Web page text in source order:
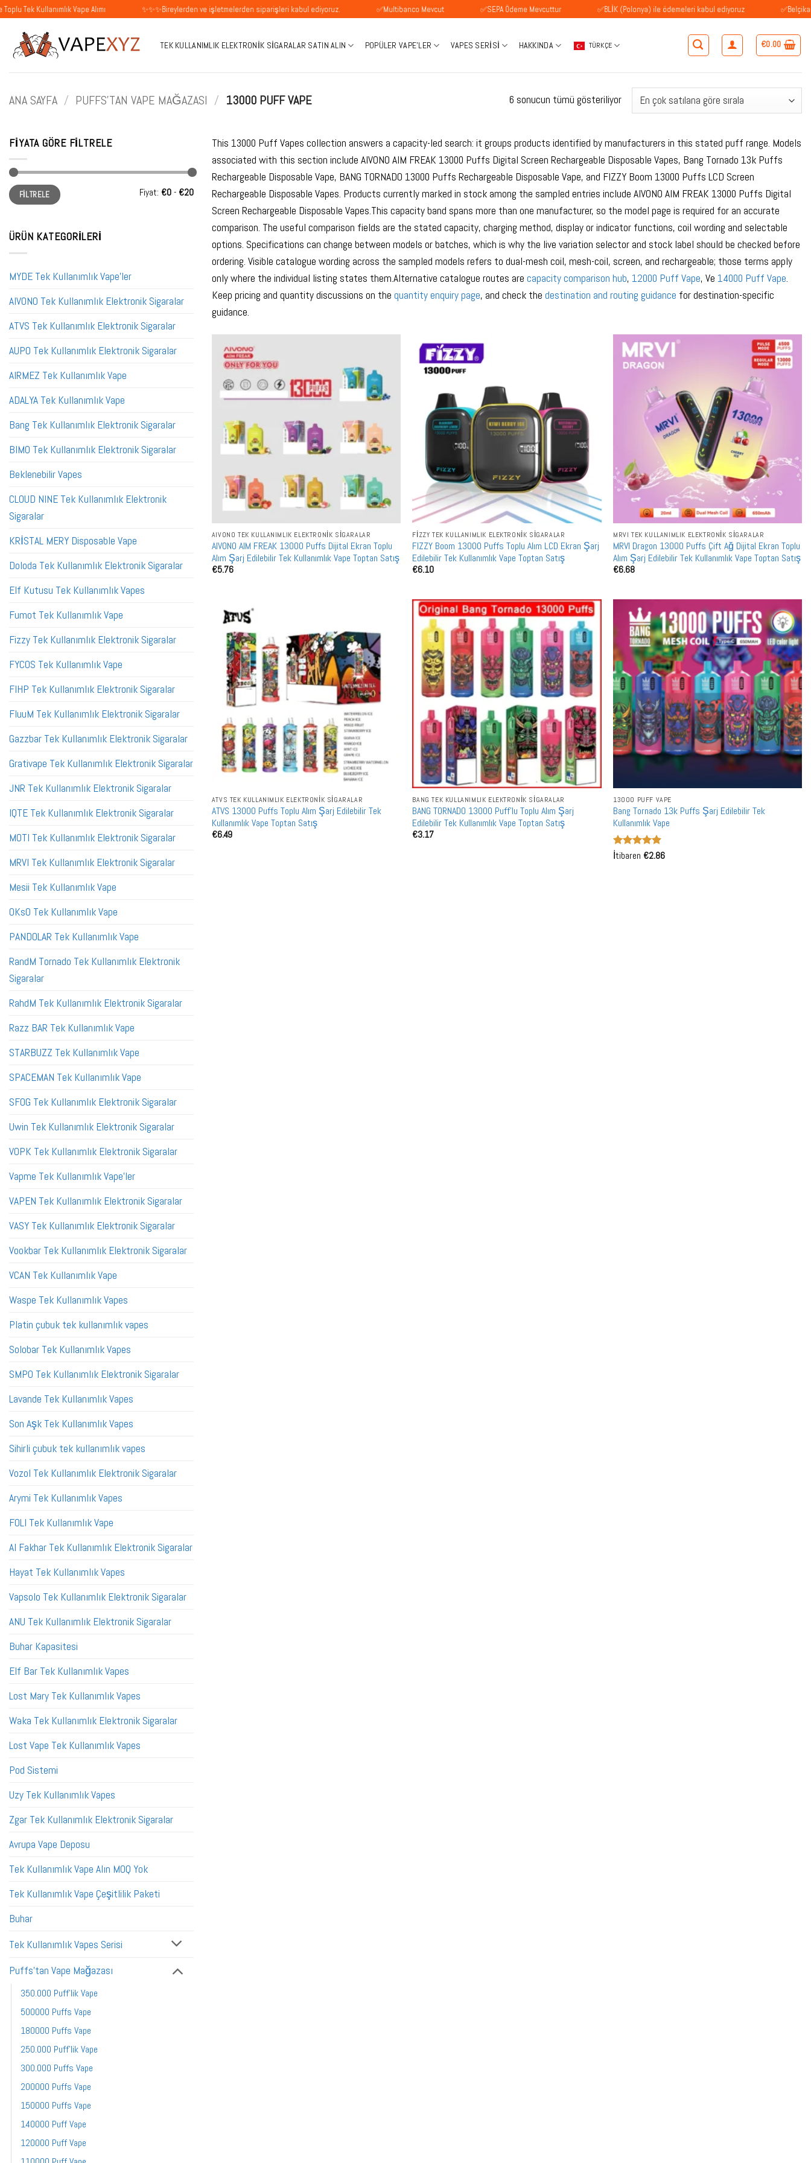
İçeriğe
Vape Alımı ✨✨✨Bireylerden ve işletmelerden siparişleri kabul ediyoruz. ✅Multibanco Mevcut ✅SEPA Ödeme Mevcuttur ✅BLİK (Polonya) ile ödemeleri kabul ediyoruz ✅Belçika'daki
TEK KULLANIMLIK ELEKTRONIK SIGARALAR SATIN ALIN POPÜLER VAPE'LER VAPES SERISI HAKKINDA TÜRKÇE €0.00
ANA SAYFA / PUFFS'TAN VAPE MAĞAZASI / 13000 PUFF VAPE 6 sonucun tümü gösteriliyorPopülerliğe
göre
FIYATA GÖRE FILTRELE
En
düşük
fiyat
En
yüksek
fiyat
FILTRELE Fiyat: €0 - €20
ÜRÜN KATEGORILERI
MYDE Tek Kullanımlık Vape'ler
AIVONO Tek Kullanımlık Elektronik Sigaralar
ATVS Tek Kullanımlık Elektronik Sigaralar
AUPO Tek Kullanımlık Elektronik Sigaralar
AIRMEZ Tek Kullanımlık Vape
ADALYA Tek Kullanımlık Vape
Bang Tek Kullanımlık Elektronik Sigaralar
BIMO Tek Kullanımlık Elektronik Sigaralar
Beklenebilir Vapes
CLOUD NINE Tek Kullanımlık Elektronik
Sigaralar
KRİSTAL MERY Disposable Vape
Doloda Tek Kullanımlık Elektronik Sigaralar
Elf Kutusu Tek Kullanımlık Vapes
Fumot Tek Kullanımlık Vape
Fizzy Tek Kullanımlık Elektronik Sigaralar
FYCOS Tek Kullanımlık Vape
FIHP Tek Kullanımlık Elektronik Sigaralar
FluuM Tek Kullanımlık Elektronik Sigaralar
Gazzbar Tek Kullanımlık Elektronik Sigaralar
Grativape Tek Kullanımlık Elektronik Sigaralar
JNR Tek Kullanımlık Elektronik Sigaralar
IQTE Tek Kullanımlık Elektronik Sigaralar
MOTI Tek Kullanımlık Elektronik Sigaralar
MRVI Tek Kullanımlık Elektronik Sigaralar
Mesii Tek Kullanımlık Vape
OKsO Tek Kullanımlık Vape
PANDOLAR Tek Kullanımlık Vape
RandM Tornado Tek Kullanımlık Elektronik
Sigaralar
RahdM Tek Kullanımlık Elektronik Sigaralar
Razz BAR Tek Kullanımlık Vape
STARBUZZ Tek Kullanımlık Vape
SPACEMAN Tek Kullanımlık Vape
SFOG Tek Kullanımlık Elektronik Sigaralar
Uwin Tek Kullanımlık Elektronik Sigaralar
VOPK Tek Kullanımlık Elektronik Sigaralar
Vapme Tek Kullanımlık Vape'ler
VAPEN Tek Kullanımlık Elektronik Sigaralar
VASY Tek Kullanımlık Elektronik Sigaralar
Vookbar Tek Kullanımlık Elektronik Sigaralar
VCAN Tek Kullanımlık Vape
Waspe Tek Kullanımlık Vapes
Platin çubuk tek kullanımlık vapes
Solobar Tek Kullanımlık Vapes
SMPO Tek Kullanımlık Elektronik Sigaralar
Lavande Tek Kullanımlık Vapes
Son Aşk Tek Kullanımlık Vapes
Sihirli çubuk tek kullanımlık vapes
Vozol Tek Kullanımlık Elektronik Sigaralar
Arymi Tek Kullanımlık Vapes
FOLI Tek Kullanımlık Vape
Al Fakhar Tek Kullanımlık Elektronik Sigaralar
Hayat Tek Kullanımlık Vapes
Vapsolo Tek Kullanımlık Elektronik Sigaralar
ANU Tek Kullanımlık Elektronik Sigaralar
Buhar Kapasitesi
Elf Bar Tek Kullanımlık Vapes
Lost Mary Tek Kullanımlık Vapes
Waka Tek Kullanımlık Elektronik Sigaralar
Lost Vape Tek Kullanımlık Vapes
Pod Sistemi
Uzy Tek Kullanımlık Vapes
Zgar Tek Kullanımlık Elektronik Sigaralar
Avrupa Vape Deposu
Tek Kullanımlık Vape Alın MOQ Yok
Tek Kullanımlık Vape Çeşitlilik Paketi
Buhar
Tek Kullanımlık Vapes Serisi
Puffs'tan Vape Mağazası
350.000 Puff'lik Vape
500000 Puffs Vape
180000 Puffs Vape
250.000 Puff'lik Vape
300.000 Puffs Vape
200000 Puffs Vape
150000 Puffs Vape
140000 Puff Vape
120000 Puff Vape
This 13000 Puff Vapes collection answers a capacity-led search: it groups products identified by manufacturers in this stated puff range. Models
associated with this section include AIVONO AIM FREAK 13000 Puffs Digital Screen Rechargeable Disposable Vapes, Bang Tornado 13k Puffs
Rechargeable Disposable Vape, BANG TORNADO 13000 Puffs Rechargeable Disposable Vape, and FIZZY Boom 13000 Puffs LCD Screen
Rechargeable Disposable Vapes. Products currently marked in stock among the sampled entries include AIVONO AIM FREAK 13000 Puffs Digital
Screen Rechargeable Disposable Vapes.This capacity band spans more than one manufacturer, so the model page is required for an accurate
comparison. The useful comparison fields are the stated capacity, charging method, display or indicator functions, coil wording and selectable
options. Specifications can change between models or batches, which is why the live variation selector and stock label should be checked before
ordering. Visible catalogue wording across the sampled models refers to dual-mesh coil, mesh-coil, screen, and rechargeable; those terms apply
only where the individual listing states them.Alternative catalogue routes are capacity comparison hub, 12000 Puff Vape, Ve 14000 Puff Vape.
Keep pricing and quantity discussions on the quantity enquiry page, and check the destination and routing guidance for destination-specific
guidance.
AIVONO TEK KULLANIMLIK ELEKTRONIK SIGARALAR
AIVONO AIM FREAK 13000 Puffs Dijital Ekran Toplu
Alım Şarj Edilebilir Tek Kullanımlık Vape Toptan Satış
€5.76
FIZZY TEK KULLANIMLIK ELEKTRONIK SIGARALAR
FIZZY Boom 13000 Puffs Toplu Alım LCD Ekran Şarj
Edilebilir Tek Kullanımlık Vape Toptan Satış
€6.10
MRVI TEK KULLANIMLIK ELEKTRONIK SIGARALAR
MRVI Dragon 13000 Puffs Çift Ağ Dijital Ekran Toplu
Alım Şarj Edilebilir Tek Kullanımlık Vape Toptan Satış
€6.68
ATVS TEK KULLANIMLIK ELEKTRONIK SIGARALAR
ATVS 13000 Puffs Toplu Alım Şarj Edilebilir Tek
Kullanımlık Vape Toptan Satış
€6.49
BANG TEK KULLANIMLIK ELEKTRONIK SIGARALAR
BANG TORNADO 13000 Puff'lu Toplu Alım Şarj
Edilebilir Tek Kullanımlık Vape Toptan Satış
€3.17
13000 PUFF VAPE
Bang Tornado 13k Puffs Şarj Edilebilir Tek
Kullanımlık Vape
5 üzerinden
İtibaren €2.86